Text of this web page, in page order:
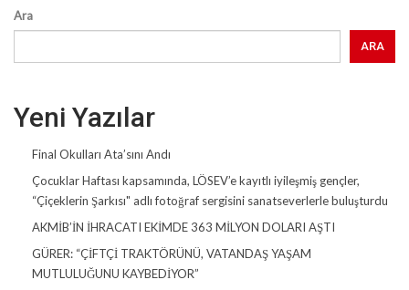
Ara
ARA
Yeni Yazılar
Final Okulları Ata’sını Andı
Çocuklar Haftası kapsamında, LÖSEV’e kayıtlı iyileşmiş gençler,
“Çiçeklerin Şarkısı" adlı fotoğraf sergisini sanatseverlerle buluşturdu
AKMİB’İN İHRACATI EKİMDE 363 MİLYON DOLARI AŞTI
GÜRER: “ÇİFTÇİ TRAKTÖRÜNÜ, VATANDAŞ YAŞAM
MUTLULUĞUNU KAYBEDİYOR”